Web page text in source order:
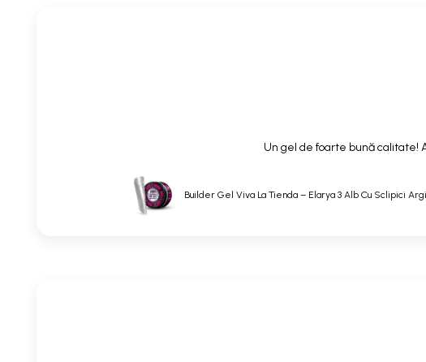
Un gel de foarte bună calitate!
Builder Gel Viva La Tienda – Elarya 3 Alb Cu Sclipici